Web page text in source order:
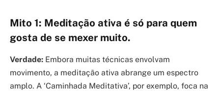
Mito 1: Meditação ativa é só para quem
gosta de se mexer muito.
Verdade: Embora muitas técnicas envolvam
movimento, a meditação ativa abrange um espectro
amplo. A ‘Caminhada Meditativa’, por exemplo, foca na